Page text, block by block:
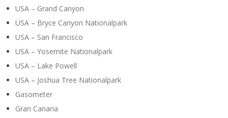
USA – Grand Canyon
USA – Bryce Canyon Nationalpark
USA – San Francisco
USA – Yosemite Nationalpark
USA – Lake Powell
USA – Joshua Tree Nationalpark
Gasometer
Gran Canaria